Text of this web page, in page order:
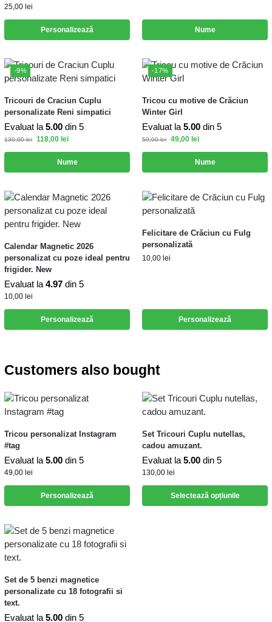
25,00 lei
Personalizează Nume
-9%
Tricouri de Craciun Cuplu
personalizate Reni simpatici
Evaluat la 5.00 din 5
130,00lei 118,00 lei
Nume
-17%
Tricou cu motive de Crăciun
Winter Girl
Evaluat la 5.00 din 5
59,00lei 49,00 lei
Nume
Calendar Magnetic 2026
personalizat cu poze ideal pentru
frigider. New
Evaluat la 4.97 din 5
10,00 lei
Personalizează
Felicitare de Crăciun cu Fulg
personalizată
10,00 lei
Personalizează
Customers also bought
Tricou personalizat Instagram
#tag
Evaluat la 5.00 din 5
49,00 lei
Personalizează
Set Tricouri Cuplu nutellas,
cadou amuzant.
Evaluat la 5.00 din 5
130,00 lei
Selectează opțiunile
Set de 5 benzi magnetice
personalizate cu 18 fotografii si
text.
Evaluat la 5.00 din 5